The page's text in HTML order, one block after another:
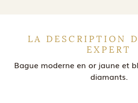
LA DESCRIPTION
EXPERT
Bague moderne en or jaune et
diamants.